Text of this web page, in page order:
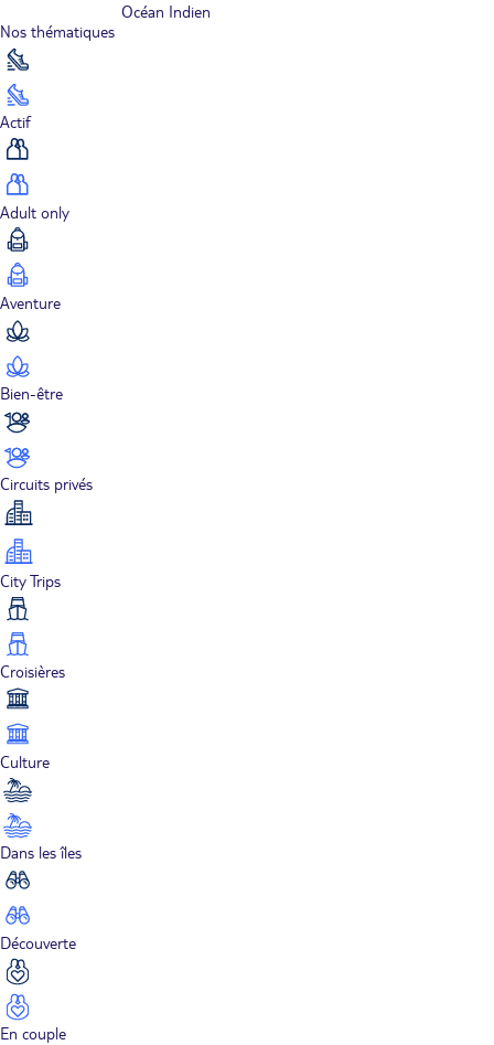
Océan Indien
Nos thématiques
Actif
Adult only
Aventure
Bien-être
Circuits privés
City Trips
Croisières
Culture
Dans les îles
Découverte
En couple